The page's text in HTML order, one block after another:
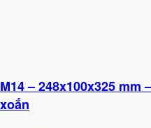
M14 – 248x100x325
xoắn